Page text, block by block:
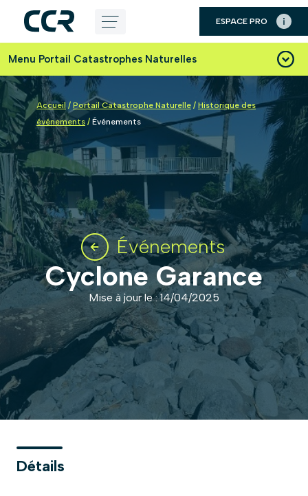
au
ESPACE PRO
Menu Portail Catastrophes Naturelles
Accueil / Portail Catastrophe Naturelle / Historique des
événements / Événements
Événements
Cyclone Garance
Mise à jour le : 14/04/2025
Détails
Panneau de gestion des cookies